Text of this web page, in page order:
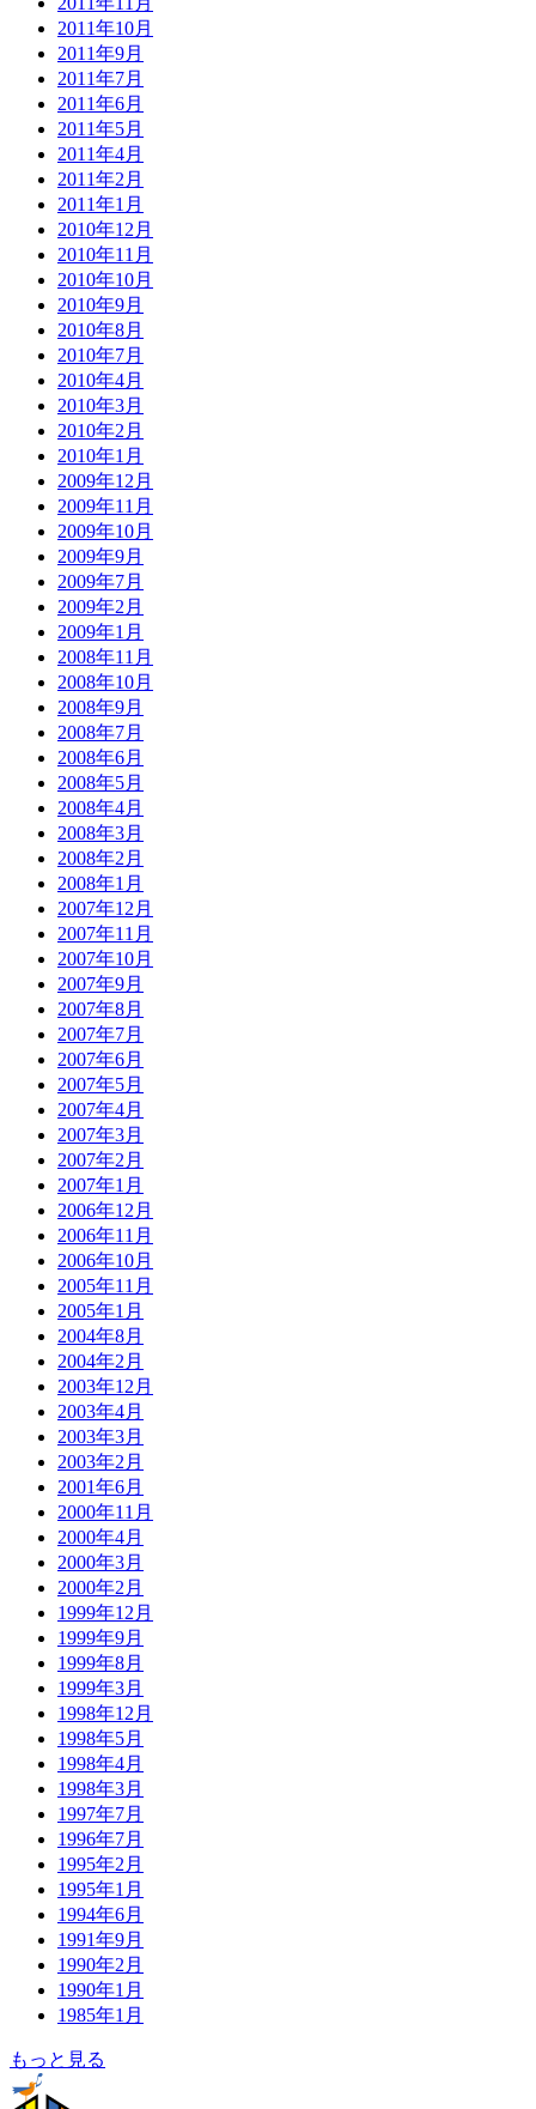
2011年10月
2011年9月
2011年7月
2011年6月
2011年5月
2011年4月
2011年2月
2011年1月
2010年12月
2010年11月
2010年10月
2010年9月
2010年8月
2010年7月
2010年4月
2010年3月
2010年2月
2010年1月
2009年12月
2009年11月
2009年10月
2009年9月
2009年7月
2009年2月
2009年1月
2008年11月
2008年10月
2008年9月
2008年7月
2008年6月
2008年5月
2008年4月
2008年3月
2008年2月
2008年1月
2007年12月
2007年11月
2007年10月
2007年9月
2007年8月
2007年7月
2007年6月
2007年5月
2007年4月
2007年3月
2007年2月
2007年1月
2006年12月
2006年11月
2006年10月
2005年11月
2005年1月
2004年8月
2004年2月
2003年12月
2003年4月
2003年3月
2003年2月
2001年6月
2000年11月
2000年4月
2000年3月
2000年2月
1999年12月
1999年9月
1999年8月
1999年3月
1998年12月
1998年5月
1998年4月
1998年3月
1997年7月
1996年7月
1995年2月
1995年1月
1994年6月
1991年9月
1990年2月
1990年1月
1985年1月
もっと見る